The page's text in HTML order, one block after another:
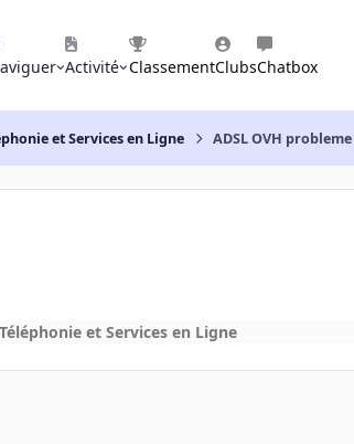
Activité ClassementClubsChatbox
et Services en Ligne ADSL OVH
et Services en Ligne